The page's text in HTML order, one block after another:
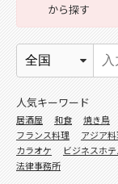
から探す
人気キーワード
居酒屋 和食 焼き鳥
フランス料理
アジア
カラオケ
ビジネスホ
法律事務所